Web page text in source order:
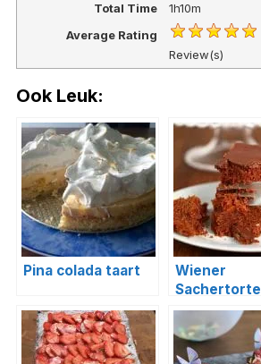
Total Time
1h10m
Average Rating
Review(s)
Ook Leuk:
Pina colada taart
Wiener
Sachertorte